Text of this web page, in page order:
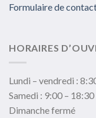
Formulaire de
HORAIRES
Lundi – vendredi :
Samedi : 9:00 – 18:30
Dimanche fermé